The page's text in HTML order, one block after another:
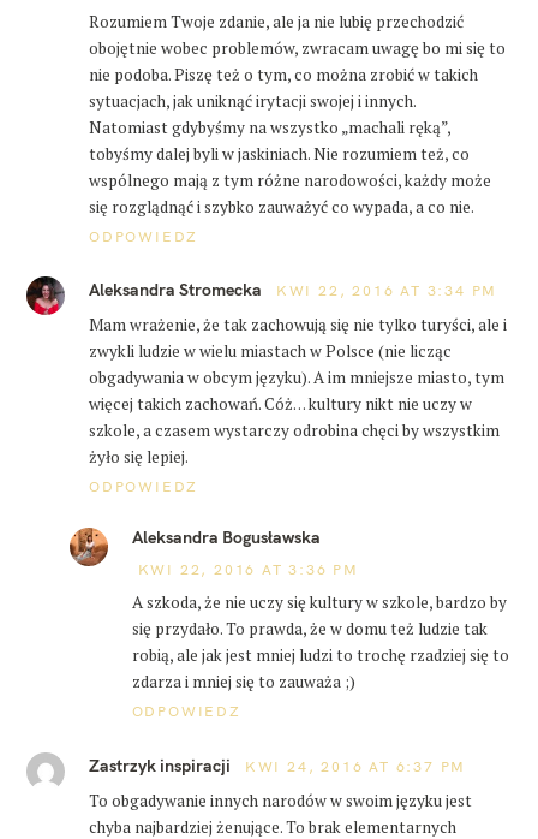
Rozumiem Twoje zdanie, ale ja nie lubię przechodzić
obojętnie wobec problemów, zwracam uwagę bo mi się to
nie podoba. Piszę też o tym, co można zrobić w takich
sytuacjach, jak uniknąć irytacji swojej i innych.
Natomiast gdybyśmy na wszystko „machali ręką”,
tobyśmy dalej byli w jaskiniach. Nie rozumiem też, co
wspólnego mają z tym różne narodowości, każdy może
się rozglądnąć i szybko zauważyć co wypada, a co nie.
ODPOWIEDZ
Aleksandra Stromecka KWI 22, 2016 AT 3:34 PM
Mam wrażenie, że tak zachowują się nie tylko turyści, ale i
zwykli ludzie w wielu miastach w Polsce (nie licząc
obgadywania w obcym języku). A im mniejsze miasto, tym
więcej takich zachowań. Cóż… kultury nikt nie uczy w
szkole, a czasem wystarczy odrobina chęci by wszystkim
żyło się lepiej.
ODPOWIEDZ
Aleksandra Bogusławska
KWI 22, 2016 AT 3:36 PM
A szkoda, że nie uczy się kultury w szkole, bardzo by
się przydało. To prawda, że w domu też ludzie tak
robią, ale jak jest mniej ludzi to trochę rzadziej się to
zdarza i mniej się to zauważa ;)
ODPOWIEDZ
Zastrzyk inspiracji KWI 24, 2016 AT 6:37 PM
To obgadywanie innych narodów w swoim języku jest
chyba najbardziej żenujące. To brak elementarnych